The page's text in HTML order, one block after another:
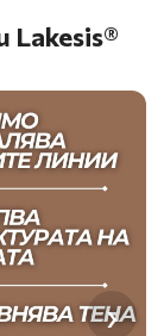
Lakesis®
›